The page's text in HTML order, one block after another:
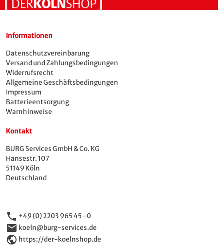
Informationen
Datenschutzvereinbarung
Versand und Zahlungsbedingungen
Widerrufsrecht
Allgemeine Geschäftsbedingungen
Impressum
Batterieentsorgung
Warnhinweise
Kontakt
BURG Services GmbH & Co. KG
Hansestr. 107
51149 Köln
Deutschland
phone +49 (0) 2203 965 45 -0
email koeln@burg-services.de
public https://der-koelnshop.de